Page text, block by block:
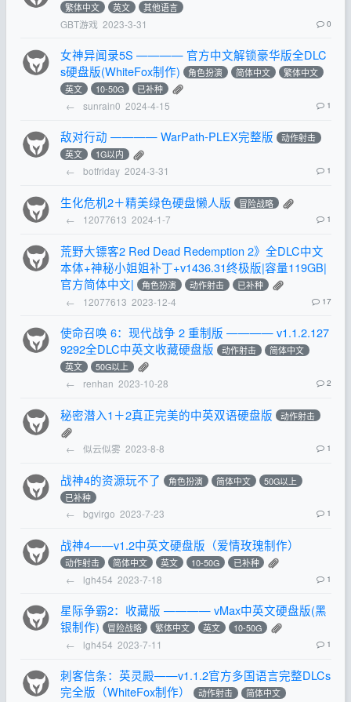
繁体中文
英文 其他语言
GBT游戏 2023-3-31 0
女神异闻录5S ———— 官方中文解锁豪华版全DLC
s硬盘版(WhiteFox制作)
角色扮演 简体中文
繁体中文
英文
10-50G 已补种
← sunrain0 2024-4-15 1
敌对行动 ———— WarPath-PLEX完整版
动作射击
英文
1G以内
← botfriday 2024-3-31 1
生化危机2＋精美绿色硬盘懒人版 冒险战略
← 12077613 2024-1-7 1
荒野大镖客2 Red Dead Redemption 2》全DLC中文
本体+神秘小姐姐补丁+v1436.31终极版|容量119GB|
官方简体中文|
角色扮演 动作射击 已补种
← 12077613 2023-12-4 17
使命召唤 6：现代战争 2 重制版 ———— v1.1.2.127
9292全DLC中英文收藏硬盘版
动作射击
简体中文
英文
50G以上
← renhan 2023-10-28 2
秘密潜入1＋2真正完美的中英双语硬盘版 动作射击
← 似云似雾 2023-8-8 1
战神4的资源玩不了 角色扮演 简体中文
50G以上
已补种
← bgvirgo 2023-7-23 1
战神4——v1.2中英文硬盘版（爱情玫瑰制作）
动作射击 简体中文 英文 10-50G 已补种
← lgh454 2023-7-18 1
星际争霸2：收藏版 ———— vMax中英文硬盘版(黑
银制作)
冒险战略 繁体中文 英文 10-50G
← lgh454 2023-7-11 1
刺客信条：英灵殿——v1.1.2官方多国语言完整DLCs
完全版（WhiteFox制作）
动作射击
简体中文